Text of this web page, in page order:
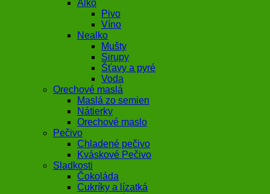
Alko
Pivo
Víno
Nealko
Mušty
Sirupy
Šťavy a pyré
Voda
Orechové maslá
Maslá zo semien
Nátierky
Orechové maslo
Pečivo
Chladené pečivo
Kváskové Pečivo
Sladkosti
Čokoláda
Cukríky a lízatká